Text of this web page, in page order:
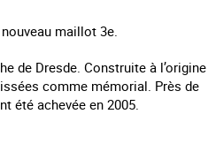
maillot 3e.
de Dresde. Construite à l’origine
comme mémorial. Près de
été achevée en 2005.